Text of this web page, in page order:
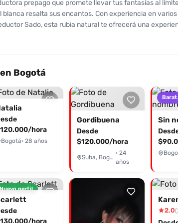
No se recomienda a quienes buscan una
prepago que promete llevar tus fantasías al
blanca resalta sus encantos. Con experiencia en
Sado, esta rubia natural te ofrecerá una
reseñas indican que su apariencia puede variar con
dudes en contactar a Celeste. Su encanto y dedicación
de placer. ¿Listo para poner a prueba tu pasión?
comience.
Bogotá
hora
Bogotá· 28 años
Gordibuena
Desde
$120.000/hora
Suba, Bogotá
· 24
años
Sin
perfil
hora
2.0